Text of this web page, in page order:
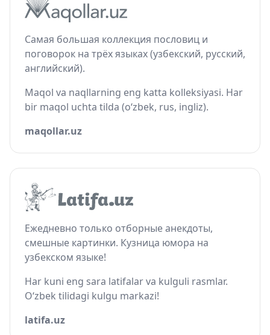
Самая большая коллекция пословиц и
поговорок на трёх языках (узбекский, русский,
английский).
Maqol va naqllarning eng katta kolleksiyasi. Har
bir maqol uchta tilda (o‘zbek, rus, ingliz).
maqollar.uz
Ежедневно только отборные анекдоты,
смешные картинки. Кузница юмора на
узбекском языке!
Har kuni eng sara latifalar va kulguli rasmlar.
O‘zbek tilidagi kulgu markazi!
latifa.uz